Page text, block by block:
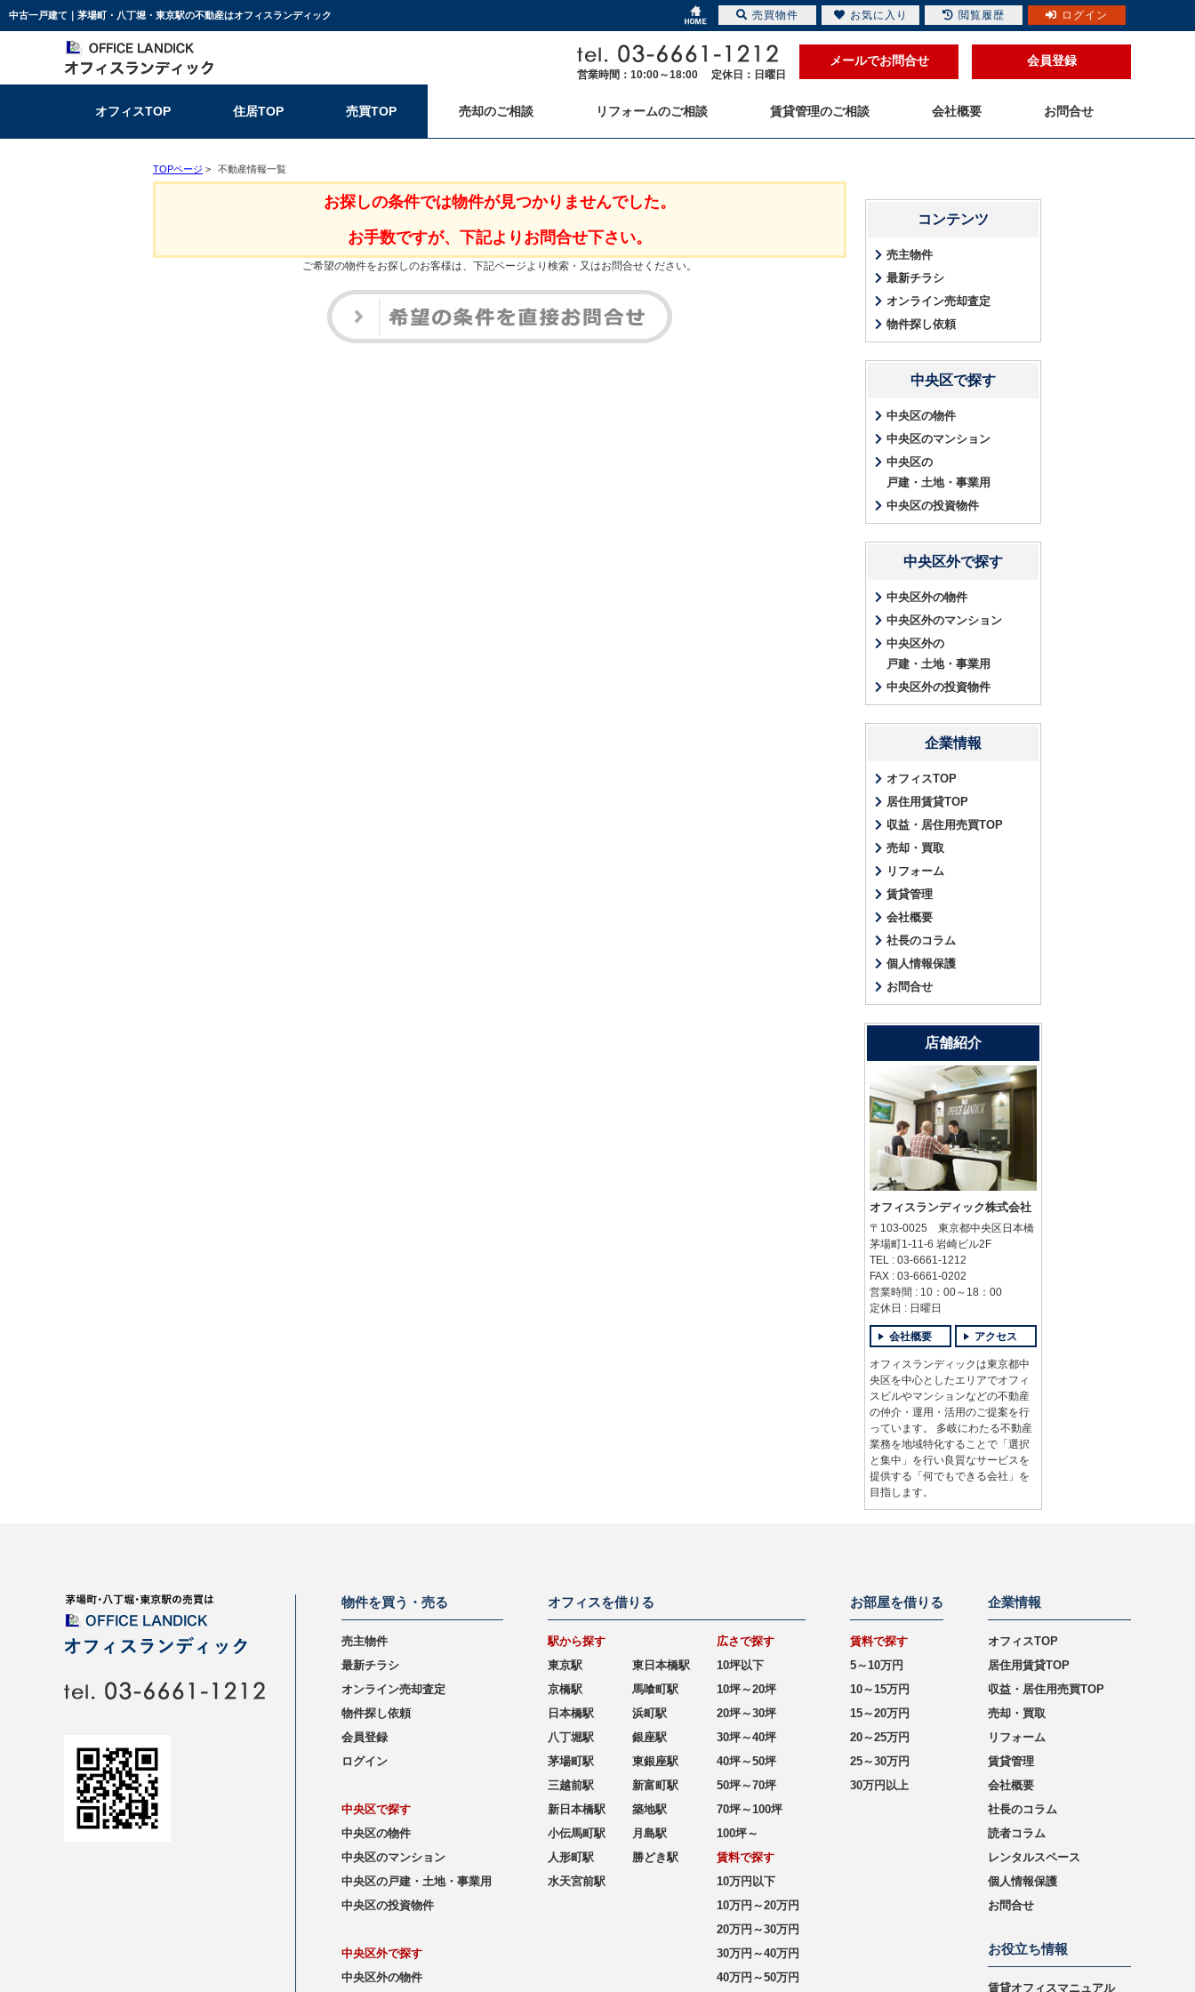
中古一戸建て｜茅場町・八丁堀・東京駅の不動産はオフィスランディック
営業時間：10:00～18:00 定休日：日曜日
メールでお問合せ 会員登録
オフィスTOP 住居TOP 売買TOP 売却のご相談 リフォームのご相談 賃貸管理のご相談 会社概要 お問合せ
TOPページ > 不動産情報一覧
お探しの条件では物件が見つかりませんでした。
お手数ですが、下記よりお問合せ下さい。
ご希望の物件をお探しのお客様は、下記ページより検索・又はお問合せください。
コンテンツ
売主物件
最新チラシ
オンライン売却査定
物件探し依頼
中央区で探す
中央区の物件
中央区のマンション
中央区の
戸建・土地・事業用
中央区の投資物件
中央区外で探す
中央区外の物件
中央区外のマンション
中央区外の
戸建・土地・事業用
中央区外の投資物件
企業情報
オフィスTOP
居住用賃貸TOP
収益・居住用売買TOP
売却・買取
リフォーム
賃貸管理
会社概要
社長のコラム
個人情報保護
お問合せ
店舗紹介
オフィスランディック株式会社
〒103-0025 東京都中央区日本橋
茅場町1-11-6 岩崎ビル2F
TEL : 03-6661-1212
FAX : 03-6661-0202
営業時間 : 10：00～18：00
定休日 : 日曜日
会社概要 アクセス
オフィスランディックは東京都中
央区を中心としたエリアでオフィ
スビルやマンションなどの不動産
の仲介・運用・活用のご提案を行
っています。 多岐にわたる不動産
業務を地域特化することで「選択
と集中」を行い良質なサービスを
提供する「何でもできる会社」を
目指します。
物件を買う・売る
売主物件
最新チラシ
オンライン売却査定
物件探し依頼
会員登録
ログイン
中央区で探す
中央区の物件
中央区のマンション
中央区の戸建・土地・事業用
中央区の投資物件
中央区外で探す
中央区外の物件
オフィスを借りる
駅から探す
東京駅
京橋駅
日本橋駅
八丁堀駅
茅場町駅
三越前駅
新日本橋駅
小伝馬町駅
人形町駅
水天宮前駅
東日本橋駅
馬喰町駅
浜町駅
銀座駅
東銀座駅
新富町駅
築地駅
月島駅
勝どき駅
広さで探す
10坪以下
10坪～20坪
20坪～30坪
30坪～40坪
40坪～50坪
50坪～70坪
70坪～100坪
100坪～
賃料で探す
10万円以下
10万円～20万円
20万円～30万円
30万円～40万円
40万円～50万円
お部屋を借りる
賃料で探す
5～10万円
10～15万円
15～20万円
20～25万円
25～30万円
30万円以上
企業情報
オフィスTOP
居住用賃貸TOP
収益・居住用売買TOP
売却・買取
リフォーム
賃貸管理
会社概要
社長のコラム
読者コラム
レンタルスペース
個人情報保護
お問合せ
お役立ち情報
賃貸オフィスマニュアル
売買物件 お気に入り 閲覧履歴 ログイン